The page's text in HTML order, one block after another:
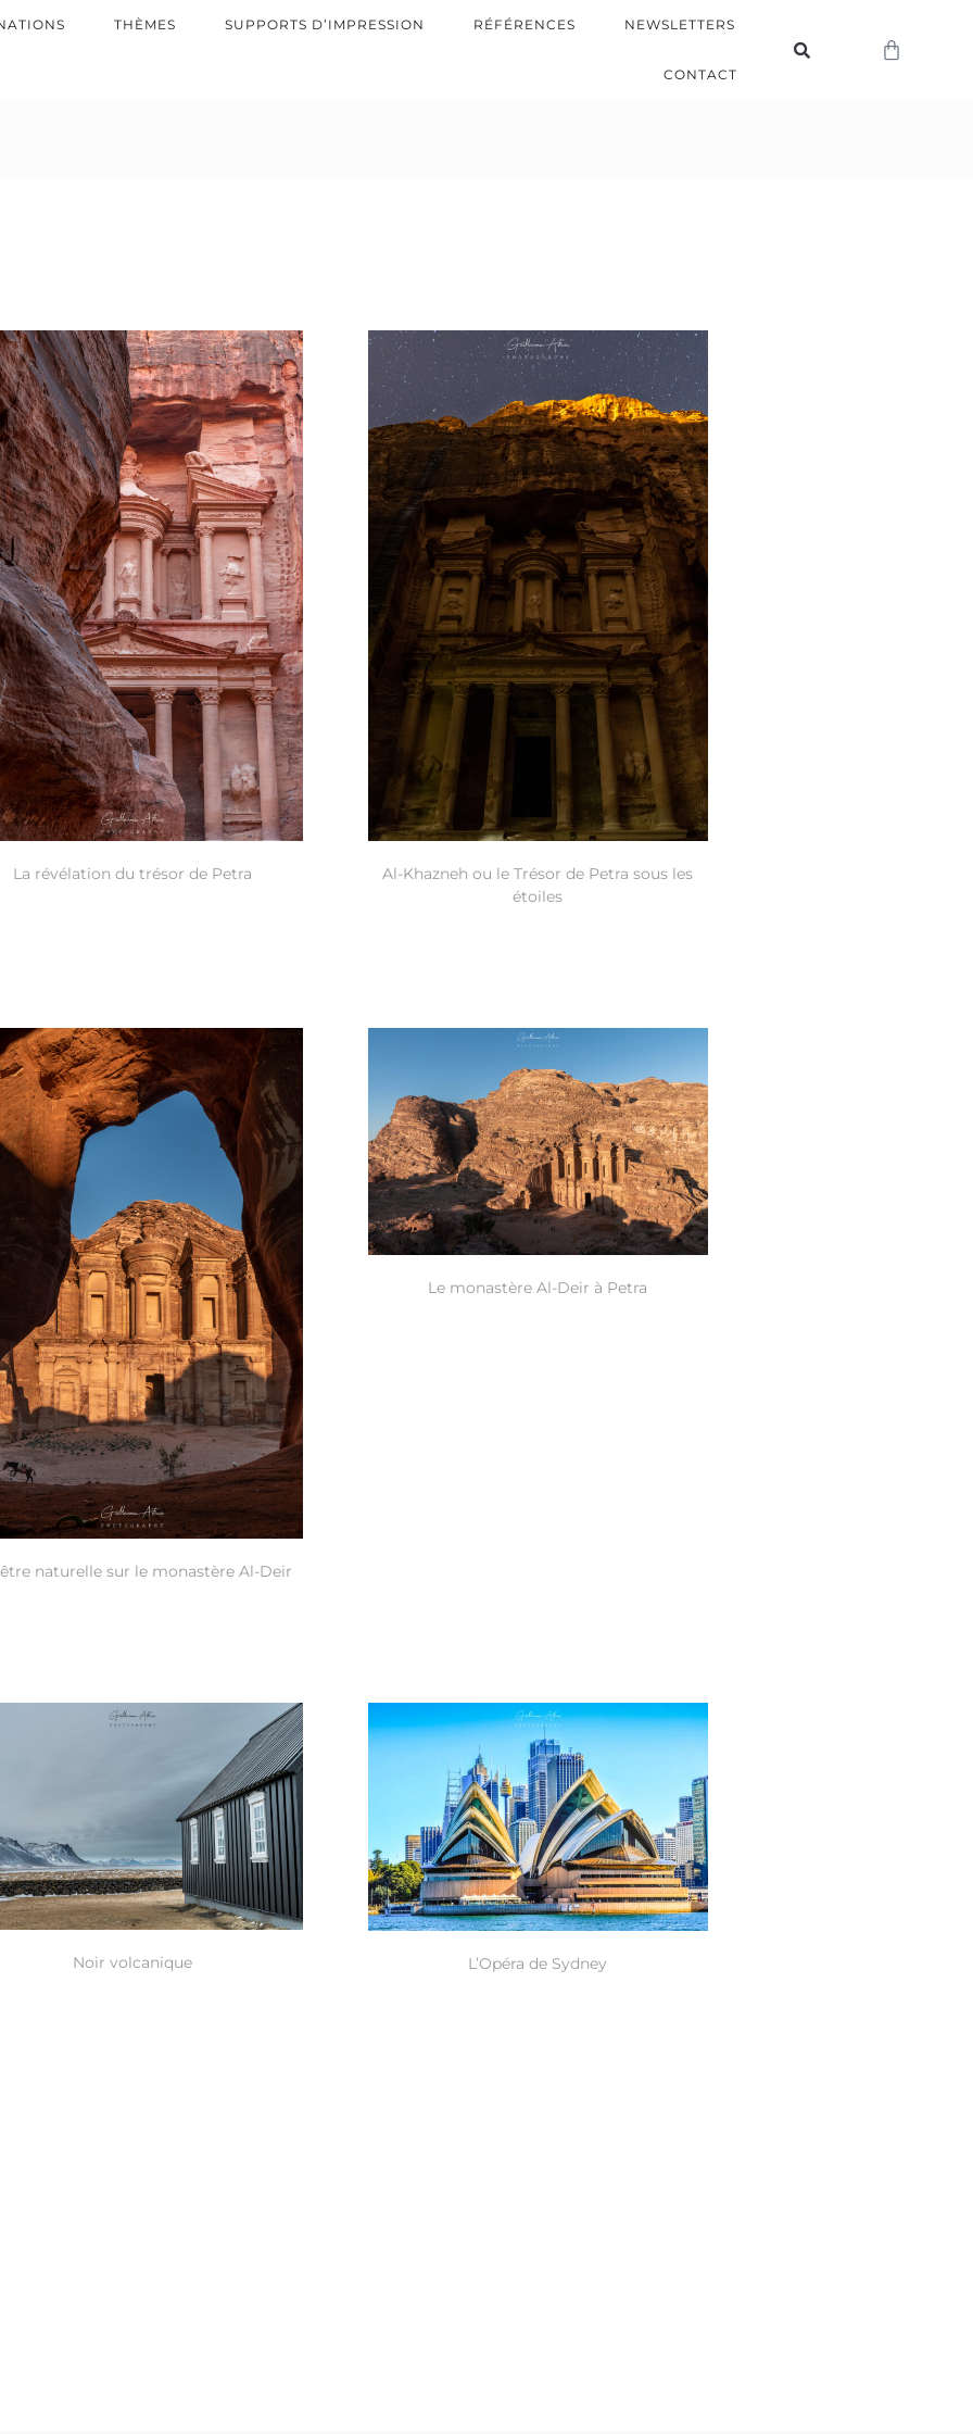
THÈMES SUPPORTS D’IMPRESSION RÉFÉRENCES NEWSLETTERS
CONTACT
La révélation du trésor de Petra
Al-Khazneh ou le Trésor de Petra sous les
étoiles
naturelle sur le monastère Al-Deir
Le monastère Al-Deir à Petra
Noir volcanique L’Opéra de Sydney